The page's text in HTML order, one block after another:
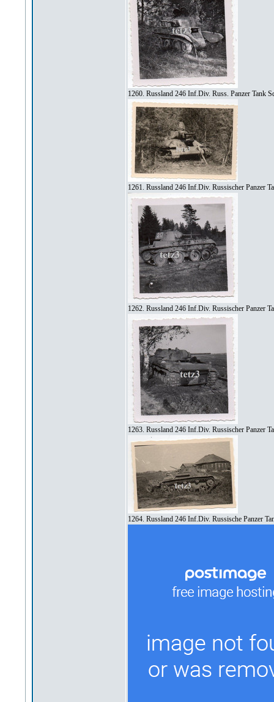
1260. Russland 246 Inf.Div. Russ. Panzer Tank
1261. Russland 246 Inf.Div. Russischer Panzer
1262. Russland 246 Inf.Div. Russischer Panzer
1263. Russland 246 Inf.Div. Russischer Panzer
1264. Russland 246 Inf.Div. Russische Panzer